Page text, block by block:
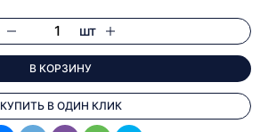
шт
В КОРЗИНУ
КУПИТЬ В ОДИН КЛИК